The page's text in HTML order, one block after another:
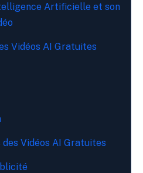
Artificielle et son
Vidéos AI Gratuites
Vidéos AI Gratuites